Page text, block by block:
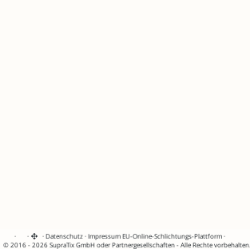
· · ·Datenschutz·Impressum EU-Online-Schlichtungs-Plattform·
© 2016 - 2026 SupraTix GmbH oder Partnergesellschaften - Alle Rechte vorbehalten.